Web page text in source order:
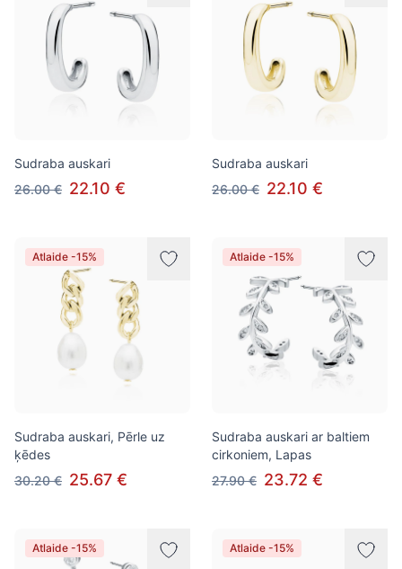
Sudraba auskari
26.00 € 22.10 €
Sudraba auskari
26.00 € 22.10 €
Atlaide -15%
Sudraba auskari, Pērle uz
ķēdes
30.20 € 25.67 €
Atlaide -15%
Sudraba auskari ar baltiem
cirkoniem, Lapas
27.90 € 23.72 €
Atlaide -15% Atlaide -15%